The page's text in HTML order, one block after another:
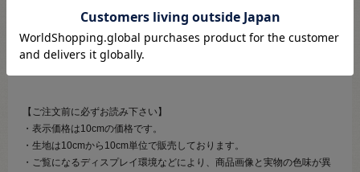
等の入園入学グッズはもちろん、エプロンやクッションカバー等にもお
※商用利用不可
【ご注文前に必ずお読み下さい】
・表示価格は10cmの価格です。
・生地は10cmから10cm単位で販売しております。
・ご覧になるディスプレイ環境などにより、商品画像と実物の色味が異